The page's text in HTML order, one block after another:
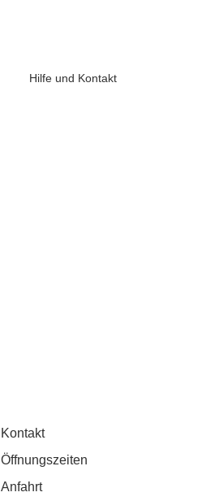
Hilfe und Kontakt
Kontakt
Öffnungszeiten
Anfahrt